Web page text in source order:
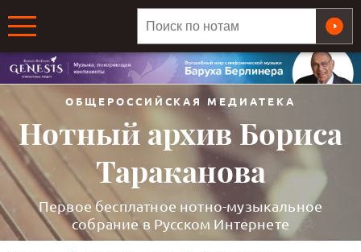
ОБЩЕРОССИЙСКАЯ МЕДИАТЕКА
Нотный архив Бориса
Тараканова
Первое бесплатное нотно-музыкальное
собрание в Русском Интернете